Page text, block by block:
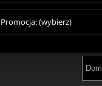
Promocja: (wybierz)